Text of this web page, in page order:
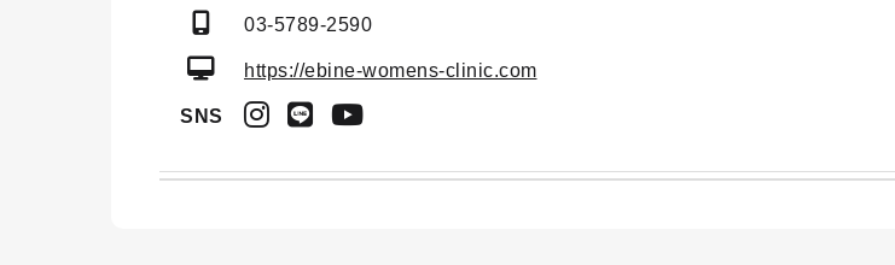
03-5789-2590
https://ebine-womens-clinic.com
SNS